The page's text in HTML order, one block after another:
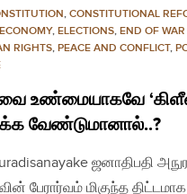
, CONSTITUTIONAL
ECONOMY, ELECTIONS, END OF
RIGHTS, PEACE AND CONFLICT,
உண்மையாகவே
வேண்டுமானால்..?
ஜனாதிபதி
பேரார்வம் மிகுந்த